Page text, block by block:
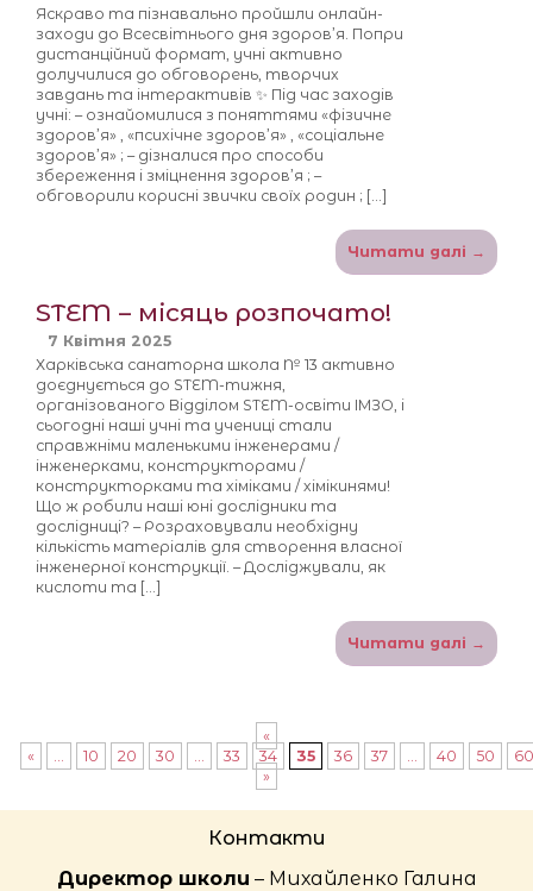
Яскраво та пізнавально пройшли онлайн-
заходи до Всесвітнього дня здоров’я. Попри
дистанційний формат, учні активно
долучилися до обговорень, творчих
завдань та інтерактивів ✨ Під час заходів
учні: – ознайомилися з поняттями «фізичне
здоров’я» ️, «психічне здоров’я» , «соціальне
здоров’я» ; – дізналися про способи
збереження і зміцнення здоров’я ; –
обговорили корисні звички своїх родин ‍‍‍; […]
Читати далі →
STEM – місяць розпочато!
7 Квітня 2025
Харківська санаторна школа № 13 активно
доєднується до STEM-тижня,
організованого Відділом STEM-освіти ІМЗО, і
сьогодні наші учні та учениці стали
справжніми маленькими інженерами /
інженерками, конструкторами /
конструкторками та хіміками / хімікинями!
Що ж робили наші юні дослідники та
дослідниці? – Розраховували необхідну
кількість матеріалів для створення власної
інженерної конструкції. – Досліджували, як
кислоти та […]
Читати далі →
«
«
10 20 30 33 34 35 36 37 40 50
60
»
Контакти
Директор школи – Михайленко Галина